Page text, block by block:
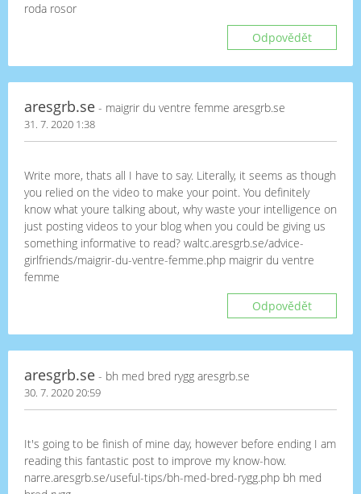
roda rosor
Odpovědět
aresgrb.se - maigrir du ventre femme aresgrb.se
31. 7. 2020 1:38
Write more, thats all I have to say. Literally, it seems as though
you relied on the video to make your point. You definitely
know what youre talking about, why waste your intelligence on
just posting videos to your blog when you could be giving us
something informative to read? waltc.aresgrb.se/advice-
girlfriends/maigrir-du-ventre-femme.php maigrir du ventre
femme
Odpovědět
aresgrb.se - bh med bred rygg aresgrb.se
30. 7. 2020 20:59
It's going to be finish of mine day, however before ending I am
reading this fantastic post to improve my know-how.
narre.aresgrb.se/useful-tips/bh-med-bred-rygg.php bh med